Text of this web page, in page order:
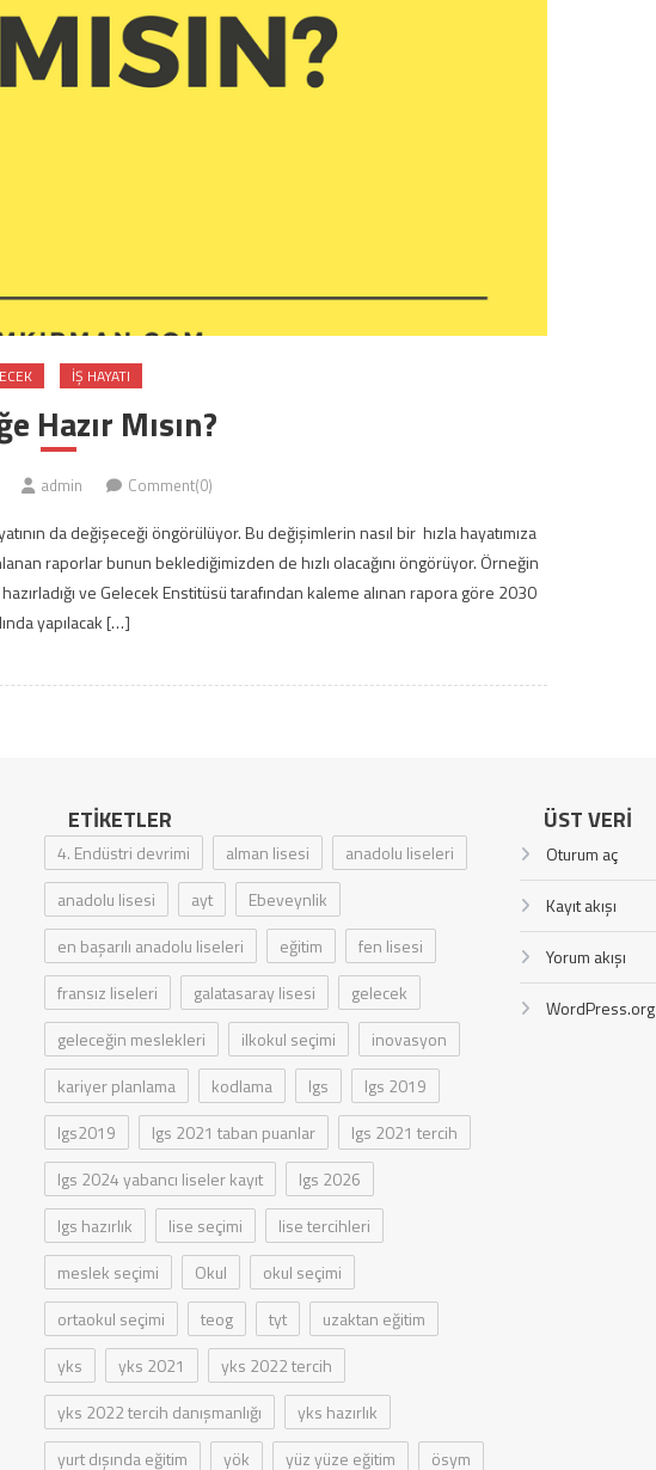
İŞ HAYATI
Hazır Mısın?
admin Comment(0)
da değişeceği öngörülüyor. Bu değişimlerin nasıl bir hızla hayatımıza
raporlar bunun beklediğimizden de hızlı olacağını öngörüyor. Örneğin
ve Gelecek Enstitüsü tarafından kaleme alınan rapora göre 2030
yapılacak […]
ETIKETLER
4. Endüstri devrimi alman lisesi
anadolu liseleri
anadolu lisesi
ayt
Ebeveynlik
en başarılı anadolu liseleri
eğitim
fen lisesi
fransız liseleri
galatasaray lisesi
gelecek
geleceğin meslekleri
ilkokul seçimi
inovasyon
kariyer planlama
kodlama lgs
lgs 2019
lgs2019
lgs 2021 taban puanlar
lgs 2021 tercih
lgs 2024 yabancı liseler kayıt
lgs 2026
lgs hazırlık
lise seçimi
lise tercihleri
meslek seçimi
Okul
okul seçimi
ortaokul seçimi
teog tyt
uzaktan eğitim
yks
yks 2021
yks 2022 tercih
yks 2022 tercih danışmanlığı
yks hazırlık
yurt dışında eğitim
yök yüz yüze eğitim ösym
ÜST VERI
Oturum aç
Kayıt akışı
Yorum akışı
WordPress.org